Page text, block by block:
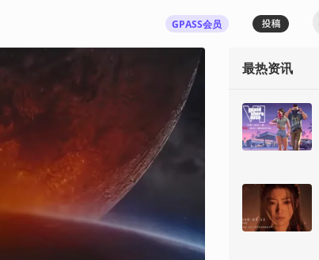
GPASS会员
最热资讯